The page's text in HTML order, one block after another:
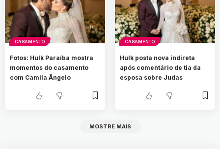
CASAMENTO
Fotos: Hulk Paraíba mostra
momentos do casamento
com Camila Ângelo
CASAMENTO
Hulk posta nova indireta
após comentário de tia da
esposa sobre Judas
MOSTRE MAIS